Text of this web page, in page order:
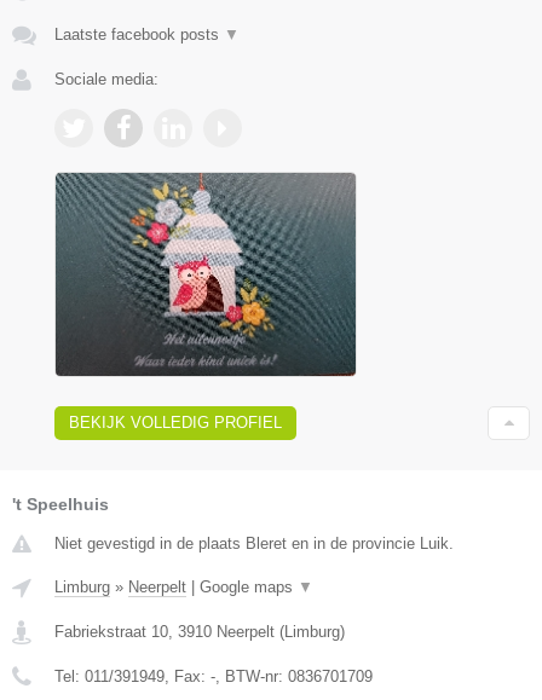
Laatste facebook posts ▼
Sociale media:
BEKIJK VOLLEDIG PROFIEL
't Speelhuis
Niet gevestigd in de plaats Bleret en in de provincie Luik.
Limburg » Neerpelt Google maps ▼
Fabriekstraat 10, 3910 Neerpelt (Limburg)
Tel: 011/391949, Fax: -, BTW-nr: 0836701709